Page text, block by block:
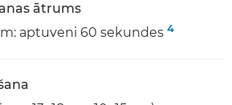
ātrums
aptuveni 60 sekundes 4